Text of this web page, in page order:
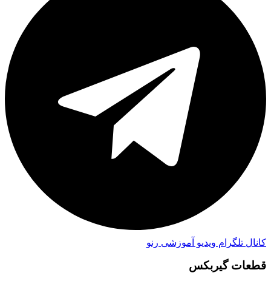
کانال تلگرام ویدیو آموزشی رنو
قطعات گیربکس